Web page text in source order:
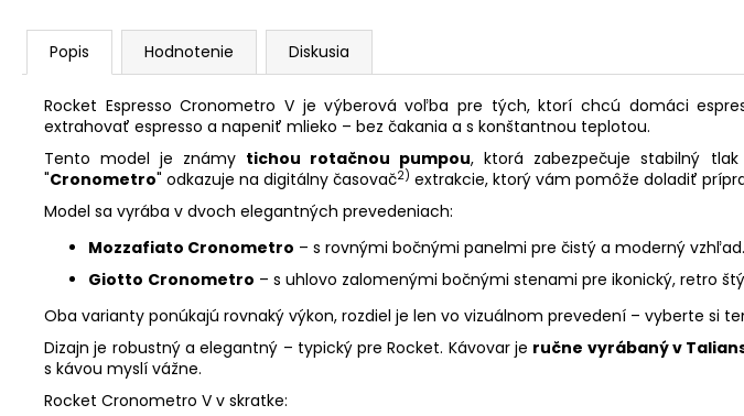
Popis Hodnotenie Diskusia
Rocket Espresso Cronometro V je výberová voľba pre tých, ktorí chcú domáci
extrahovať espresso a napeniť mlieko – bez čakania a s konštantnou teplotou.
Tento model je známy tichou rotačnou pumpou, ktorá zabezpečuje stabilný
"Cronometro" odkazuje na digitálny časovač2) extrakcie, ktorý vám pomôže doladiť
Model sa vyrába v dvoch elegantných prevedeniach:
Mozzafiato Cronometro – s rovnými bočnými panelmi pre čistý a moderný vzhľad.
Giotto Cronometro – s uhlovo zalomenými bočnými stenami pre ikonický, retro
Oba varianty ponúkajú rovnaký výkon, rozdiel je len vo vizuálnom prevedení – vyberte si
Dizajn je robustný a elegantný – typický pre Rocket. Kávovar je ručne vyrábaný v
s kávou myslí vážne.
Rocket Cronometro V v skratke: